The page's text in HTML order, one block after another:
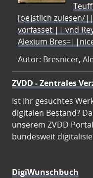
[oe]stlich zulesen/
vorfasset || vnd
Alexium
Autor: Bresnicer,
ZVDD - Zentrales
Ist Ihr gesuchtes
digitalen Bestand?
unserem ZVDD
bundesweit
DigiWunschbuch